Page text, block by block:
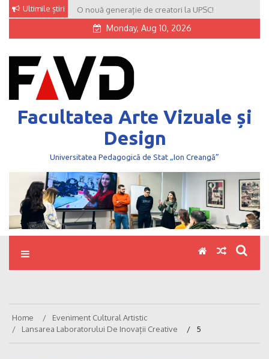
Skip
content
Ultimile știri O nouă generație de creatori la UPSC!
Monday, Aug 10, 2026
Facultatea Arte Vizuale și
Design
Universitatea Pedagogică de Stat „Ion Creangă”
Home
Eveniment Cultural Artistic
Lansarea Laboratorului De Inovații Creative
5